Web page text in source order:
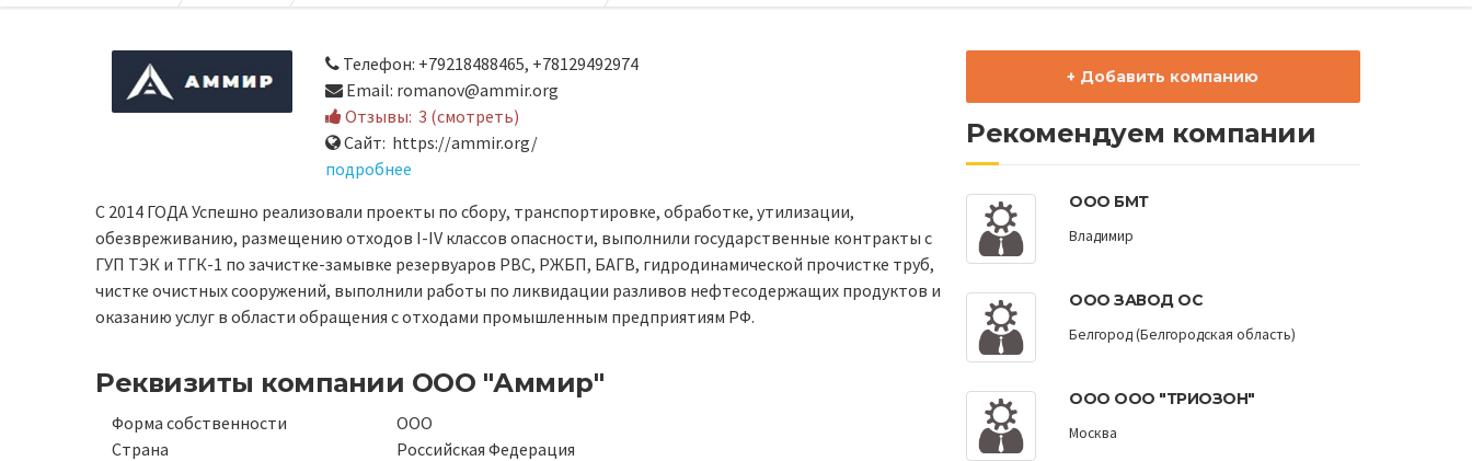
Телефон: +79218488465, +78129492974
Email: romanov@ammir.org
Отзывы: 3 (смотреть)
Сайт: https://ammir.org/
подробнее
С 2014 ГОДА Успешно реализовали проекты по сбору, транспортировке, обработке, утилизации,
обезвреживанию, размещению отходов I-IV классов опасности, выполнили государственные контракты с
ГУП ТЭК и ТГК-1 по зачистке-замывке резервуаров РВС, РЖБП, БАГВ, гидродинамической прочистке труб,
чистке очистных сооружений, выполнили работы по ликвидации разливов нефтесодержащих продуктов и
оказанию услуг в области обращения с отходами промышленным предприятиям РФ.
Реквизиты компании ООО "Аммир"
Форма собственности
ООО
Страна
Российская Федерация
+ Добавить компанию
Рекомендуем компании
ООО БМТ
Владимир
ООО ЗАВОД ОС
Белгород (Белгородская область)
ООО ООО "ТРИОЗОН"
Москва